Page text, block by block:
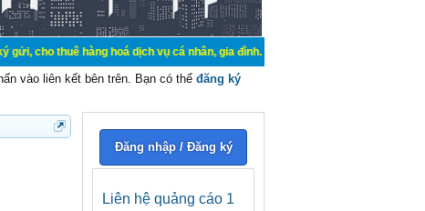
hàng hoá dịch vụ cá nhân, gia đình. Mua bán, ký gửi, cho thuê thiết bị hệ
vào liên kết bên trên. Bạn có thể đăng ký
Đăng nhập / Đăng ký
Liên hệ quảng cáo 1